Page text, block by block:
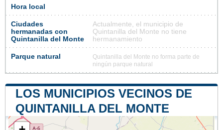
Hora local
Ciudades
hermanadas con
Quintanilla del Monte
Actualmente, el municipio de
Quintanilla del Monte no tiene
hermanamiento
Parque natural
Quintanilla del Monte no forma parte de
ningún parque natural
LOS MUNICIPIOS VECINOS DE
QUINTANILLA DEL MONTE